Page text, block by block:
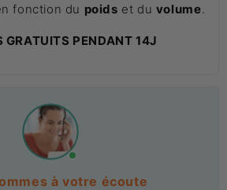
fonction du poids et du volume
GRATUITS PENDANT 14J
à votre écoute